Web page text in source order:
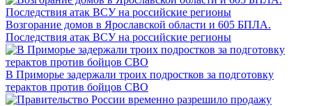
Возгорание домов в Ярославской области и 605 БПЛА.
Последствия атак ВСУ на российские регионы
В Приморье задержали троих подростков за подготовку
терактов против бойцов СВО